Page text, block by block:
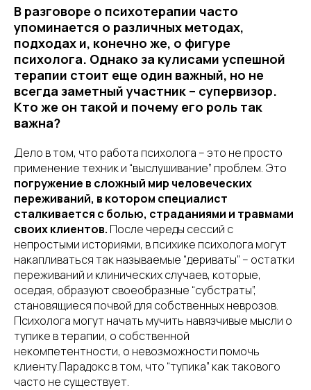
В разговоре о психотерапии часто
упоминается о различных методах,
подходах и, конечно же, о фигуре
психолога. Однако за кулисами успешной
терапии стоит еще один важный, но не
всегда заметный участник – супервизор.
Кто же он такой и почему его роль так
важна?
Дело в том, что работа психолога – это не просто
применение техник и “выслушивание” проблем. Это
погружение в сложный мир человеческих
переживаний, в котором специалист
сталкивается с болью, страданиями и травмами
своих клиентов. После череды сессий с
непростыми историями, в психике психолога могут
накапливаться так называемые “дериваты” – остатки
переживаний и клинических случаев, которые,
оседая, образуют своеобразные “субстраты”,
становящиеся почвой для собственных неврозов.
Психолога могут начать мучить навязчивые мысли о
тупике в терапии, о собственной
некомпетентности, о невозможности помочь
клиенту.Парадокс в том, что “тупика” как такового
часто не существует.